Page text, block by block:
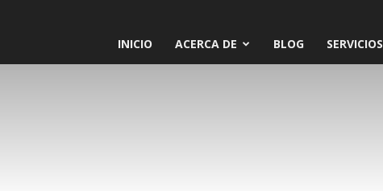
INICIO ACERCA DE BLOG SERVICIOS